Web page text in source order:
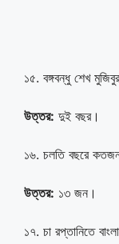
১৫. বঙ্গবন্ধু শেখ
উত্তর: দুই বছর।
১৬. চলতি বছরে কতজন
উত্তর: ১৩ জন।
১৭. চা রপ্তানিতে